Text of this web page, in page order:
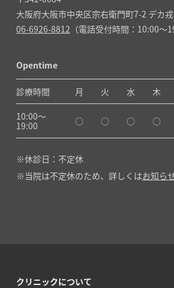
大阪府大阪市中央区宗右衛門町7-2 デカ
06-6926-8812 （電話受付時間：10:00～
Opentime
診療時間 月 火 水 木
10:00〜
19:00
○ ○ ○ ○
休診日：不定休
当院は不定休のため、詳しくはお知ら
クリニックについて